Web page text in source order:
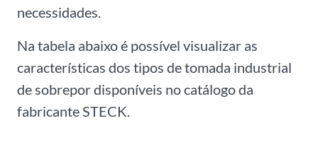
necessidades.
Na tabela abaixo é possível visualizar as
características dos tipos de tomada industrial
de sobrepor disponíveis no catálogo da
fabricante STECK.